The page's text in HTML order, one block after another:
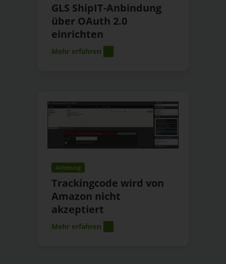
GLS ShipIT-Anbindung
über OAuth 2.0
einrichten
Mehr erfahren
Anleitung
Trackingcode wird von
Amazon nicht
akzeptiert
Mehr erfahren